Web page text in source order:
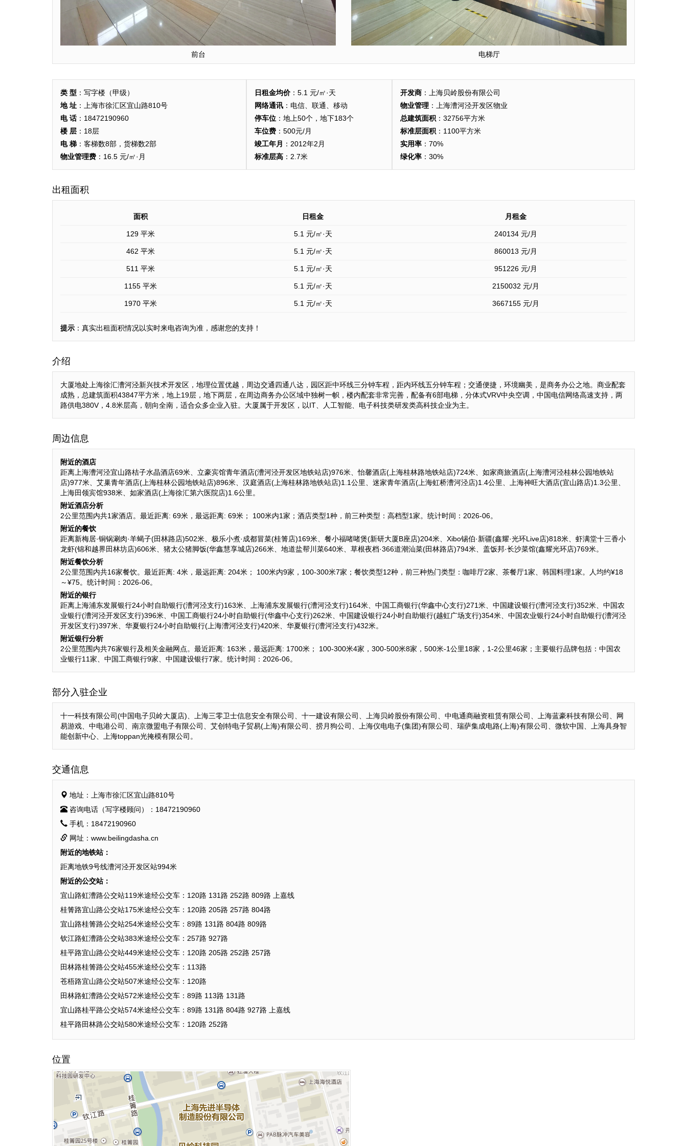
前台 电梯厅
类 型 ：写字楼（甲级）
地 址 ：上海市徐汇区宜山路810号
电 话：18472190960
楼 层 ：18层
电 梯 ：客梯数8部，货梯数2部
物业管理费 ：16.5 元/㎡·月
日租金均价：5.1 元/㎡·天
网络通讯 ：电信、联通、移动
停车位 ：地上50个，地下183个
车位费 ：500元/月
竣工年月
：2012年2月
标准层高 ：2.7米
开发商 ：上海贝岭股份有限公司
物业管理 ：上海漕河泾开发区物业
总建筑面积 ：32756平方米
标准层面积 ：1100平方米
实用率 ：70%
绿化率 ：30%
出租面积
面积 日租金 月租金
129 平米 5.1 元/㎡·天 240134 元/月
462 平米 5.1 元/㎡·天 860013 元/月
511 平米 5.1 元/㎡·天 951226 元/月
1155 平米 5.1 元/㎡·天 2150032 元/月
1970 平米 5.1 元/㎡·天 3667155 元/月
提示 ：真实出租面积情况以实时来电咨询为准，感谢您的支持！
介绍
大厦地处上海徐汇漕河泾新兴技术开发区，地理位置优越，周边交通四通八达，园区距中环线三分钟车程，距内环线五分钟车程；交通便捷，环境幽美，是商务办公之地。商业配套
成熟，总建筑面积43847平方米，地上19层，地下两层，在周边商务办公区域中独树一帜，楼内配套非常完善，配备有6部电梯，分体式VRV中央空调，中国电信网络高速支持，两
路供电380V，4.8米层高，朝向全南，适合众多企业入驻。大厦属于开发区，以IT、人工智能、电子科技类研发类高科技企业为主。
周边信息
附近的酒店
距离上海漕河泾宜山路桔子水晶酒店69米、立豪宾馆青年酒店(漕河泾开发区地铁站店)976米、怡馨酒店(上海桂林路地铁站店)724米、如家商旅酒店(上海漕河泾桂林公园地铁站
店)977米、艾巢青年酒店(上海桂林公园地铁站店)896米、汉庭酒店(上海桂林路地铁站店)1.1公里、迷家青年酒店(上海虹桥漕河泾店)1.4公里、上海神旺大酒店(宜山路店)1.3公里、
上海田领宾馆938米、如家酒店(上海徐汇第六医院店)1.6公里。
附近酒店分析
2公里范围内共1家酒店。最近距离: 69米，最远距离: 69米； 100米内1家；酒店类型1种，前三种类型：高档型1家。统计时间：2026-06。
附近的餐饮
距离新梅居·铜锅涮肉·羊蝎子(田林路店)502米、极乐小煮·成都冒菜(桂箐店)169米、餐小福啫啫煲(新研大厦B座店)204米、Xibo锡伯·新疆(鑫耀·光环Live店)818米、虾满堂十三香小
龙虾(锦和越界田林坊店)606米、猪太公猪脚饭(华鑫慧享城店)266米、地道盐帮川菜640米、草根夜档·366道潮汕菜(田林路店)794米、盖饭邦·长沙菜馆(鑫耀光环店)769米。
附近餐饮分析
2公里范围内共16家餐饮。最近距离: 4米，最远距离: 204米； 100米内9家，100-300米7家；餐饮类型12种，前三种热门类型：咖啡厅2家、茶餐厅1家、韩国料理1家。人均约¥18
～¥75。统计时间：2026-06。
附近的银行
距离上海浦东发展银行24小时自助银行(漕河泾支行)163米、上海浦东发展银行(漕河泾支行)164米、中国工商银行(华鑫中心支行)271米、中国建设银行(漕河泾支行)352米、中国农
业银行(漕河泾开发区支行)396米、中国工商银行24小时自助银行(华鑫中心支行)262米、中国建设银行24小时自助银行(越虹广场支行)354米、中国农业银行24小时自助银行(漕河泾
开发区支行)397米、华夏银行24小时自助银行(上海漕河泾支行)420米、华夏银行(漕河泾支行)432米。
附近银行分析
2公里范围内共76家银行及相关金融网点。最近距离: 163米，最远距离: 1700米； 100-300米4家，300-500米8家，500米-1公里18家，1-2公里46家；主要银行品牌包括：中国农
业银行11家、中国工商银行9家、中国建设银行7家。统计时间：2026-06。
部分入驻企业
十一科技有限公司(中国电子贝岭大厦店)、上海三零卫士信息安全有限公司、十一建设有限公司、上海贝岭股份有限公司、中电通商融资租赁有限公司、上海蓝豪科技有限公司、网
易游戏、中电港公司、南京微盟电子有限公司、艾创特电子贸易(上海)有限公司、捞月狗公司、上海仪电电子(集团)有限公司、瑞萨集成电路(上海)有限公司、微软中国、上海具身智
能创新中心、上海toppan光掩模有限公司。
交通信息
地址：上海市徐汇区宜山路810号
咨询电话（写字楼顾问）：18472190960
手机：18472190960
网址：www.beilingdasha.cn
附近的地铁站：
距离地铁9号线漕河泾开发区站994米
附近的公交站：
宜山路虹漕路公交站119米途经公交车：120路 131路 252路 809路 上嘉线
桂箐路宜山路公交站175米途经公交车：120路 205路 257路 804路
宜山路桂箐路公交站254米途经公交车：89路 131路 804路 809路
钦江路虹漕路公交站383米途经公交车：257路 927路
桂平路宜山路公交站449米途经公交车：120路 205路 252路 257路
田林路桂箐路公交站455米途经公交车：113路
苍梧路宜山路公交站507米途经公交车：120路
田林路虹漕路公交站572米途经公交车：89路 113路 131路
宜山路桂平路公交站574米途经公交车：89路 131路 804路 927路 上嘉线
桂平路田林路公交站580米途经公交车：120路 252路
位置